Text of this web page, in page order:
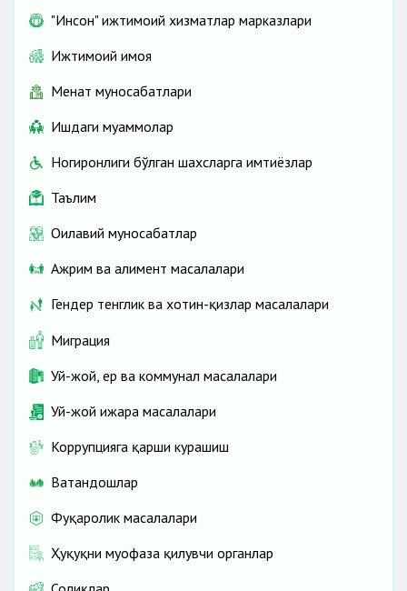
"Инсон" ижтимоий хизматлар марказлари
Ижтимоий ҳимоя
Меҳнат муносабатлари
Ишдаги муаммолар
Ногиронлиги бўлган шахсларга имтиёзлар
Таълим
Оилавий муносабатлар
Ажрим ва алимент масалалари
Гендер тенглик ва хотин-қизлар масалалари
Миграция
Уй-жой, ер ва коммунал масалалари
Уй-жой ижара масалалари
Коррупцияга қарши курашиш
Ватандошлар
Фуқаролик масалалари
Ҳуқуқни муҳофаза қилувчи органлар